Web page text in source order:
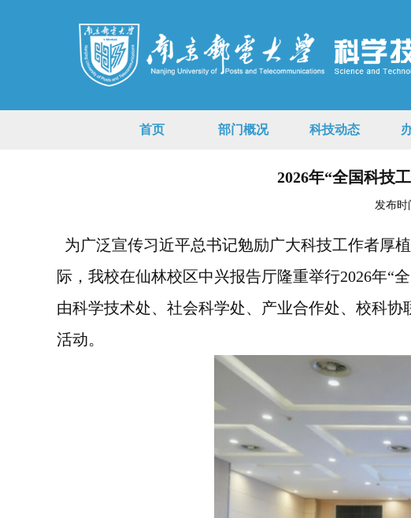
首页 部门概况 科技动态
2026年“全国科技
发布时
为广泛宣传习近平总书记勉励广大科技工作者厚
际，我校在仙林校区中兴报告厅隆重举行2026年“
由科学技术处、社会科学处、产业合作处、校科协
活动。